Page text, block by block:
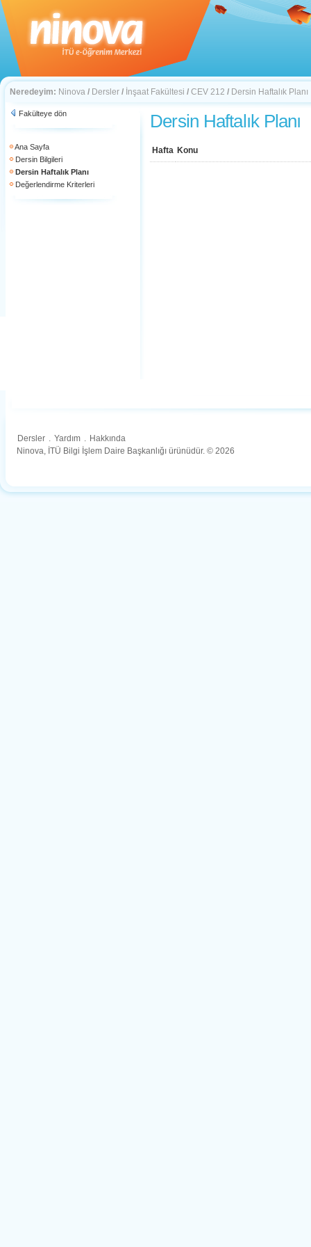
Neredeyim: Ninova / Dersler / İnşaat Fakültesi / CEV 212 / Dersin Haftalık Planı
Fakülteye dön
Ana Sayfa
Dersin Bilgileri
Dersin Haftalık Planı
Değerlendirme Kriterleri
Dersin Haftalık Planı
Hafta Konu
Dersler . Yardım . Hakkında
Ninova, İTÜ Bilgi İşlem Daire Başkanlığı ürünüdür. © 2026